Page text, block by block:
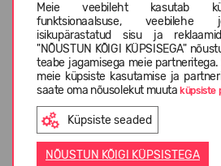
Meie veebileht kasutab
funktsionaalsuse, veebilehe
isikupärastatud sisu ja
"NÕUSTUN KÕIGI KÜPSISEGA"
teabe jagamisega meie
meie küpsiste kasutamise ja
saate oma nõusolekut muutaküpsiste
Küpsiste seaded
NÕUSTUN KÕIGI KÜPSISTEGA
ning innovatiivsete tehnoloogiate abil,
tehnoloogia, mis kasutab vetikate
See vähendab plastiku kasutust ja
Mugavus igas sammus
NATIVE jalanõudon eriti kerged,
pehmete sisetaldadega. Need sobivad